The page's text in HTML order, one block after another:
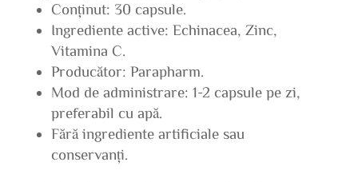
Conținut: 30 capsule.
Ingrediente active: Echinacea, Zinc,
Vitamina C.
Producător: Parapharm.
Mod de administrare: 1-2 capsule pe zi,
preferabil cu apă.
Fără ingrediente artificiale sau
conservanți.